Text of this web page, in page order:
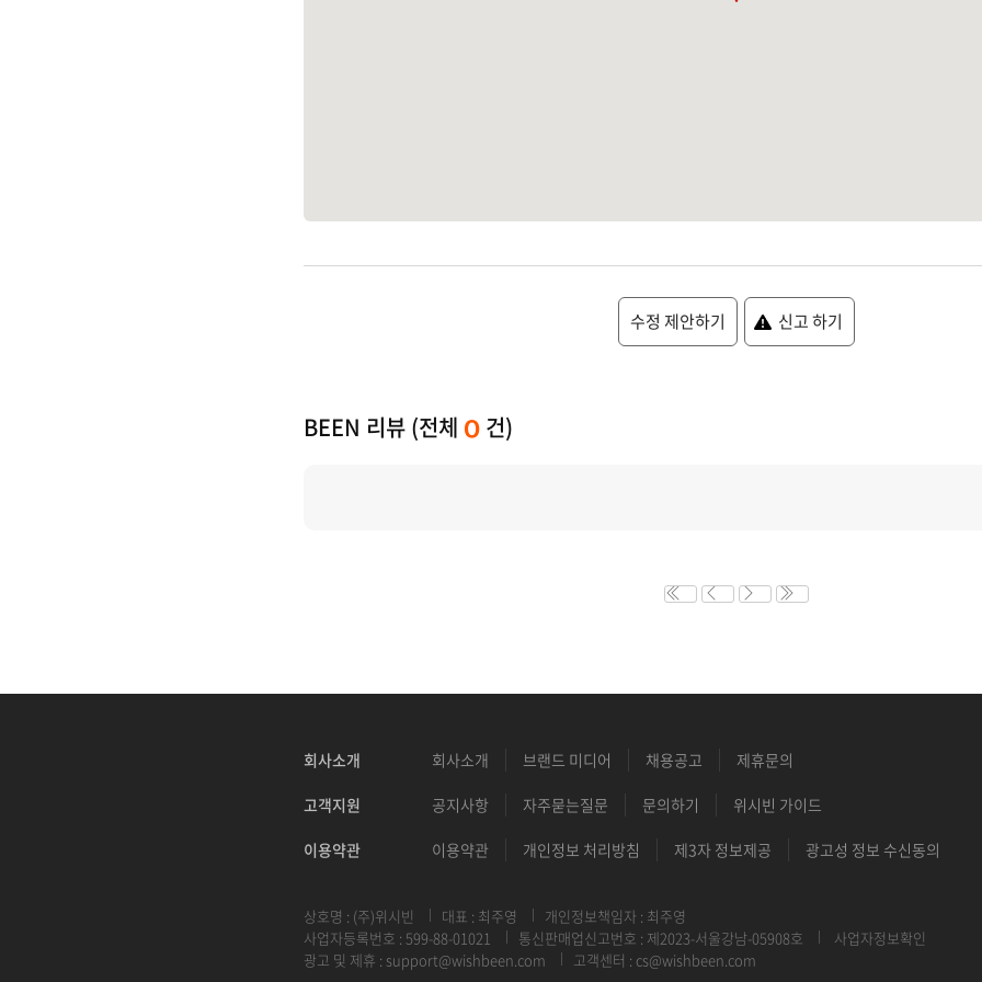
수정 제안하기 신고 하기
BEEN 리뷰 (전체 0 건)
회사소개 회사소개 브랜드 미디어 채용공고 제휴문의
고객지원 공지사항 자주묻는질문 문의하기 위시빈 가이드
이용약관 이용약관 개인정보 처리방침 제3자 정보제공 광고성 정보 수신동의
상호명 : (주)위시빈 대표 : 최주영
개인정보책임자 : 최주영
사업자등록번호 : 599-88-01021
통신판매업신고번호 : 제2023-서울강남-05908호
사업자정보확인
광고 및 제휴 : support@wishbeen.com 고객센터 : cs@wishbeen.com